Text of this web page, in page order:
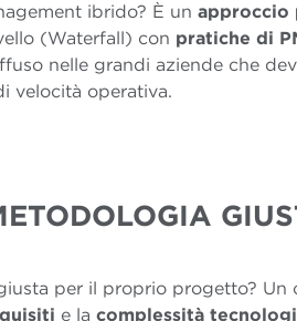
ibrido? È un approccio
(Waterfall) con pratiche di
nelle grandi aziende che
velocità operativa.
per il proprio progetto? Un
e la complessità